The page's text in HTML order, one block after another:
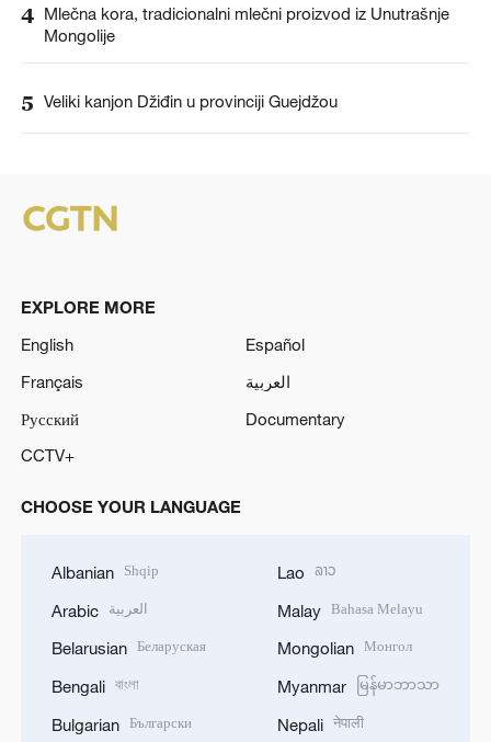
4 Mlečna kora, tradicionalni mlečni proizvod iz Unutrašnje
Mongolije
5 Veliki kanjon Džiđin u provinciji Guejdžou
EXPLORE MORE
English
Español
Français
العربية
Русский
Documentary
CCTV+
CHOOSE YOUR LANGUAGE
Albanian Shqip
Arabic العربية
Belarusian Беларуская
Bengali বাংলা
Bulgarian Български
Lao ລາວ
Malay Bahasa Melayu
Mongolian Монгол
Myanmar မြန်မာဘာသာ
Nepali नेपाली